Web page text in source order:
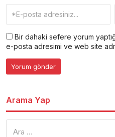
Bir dahaki sefere yorum
e-posta adresimi ve web site
Arama Yap